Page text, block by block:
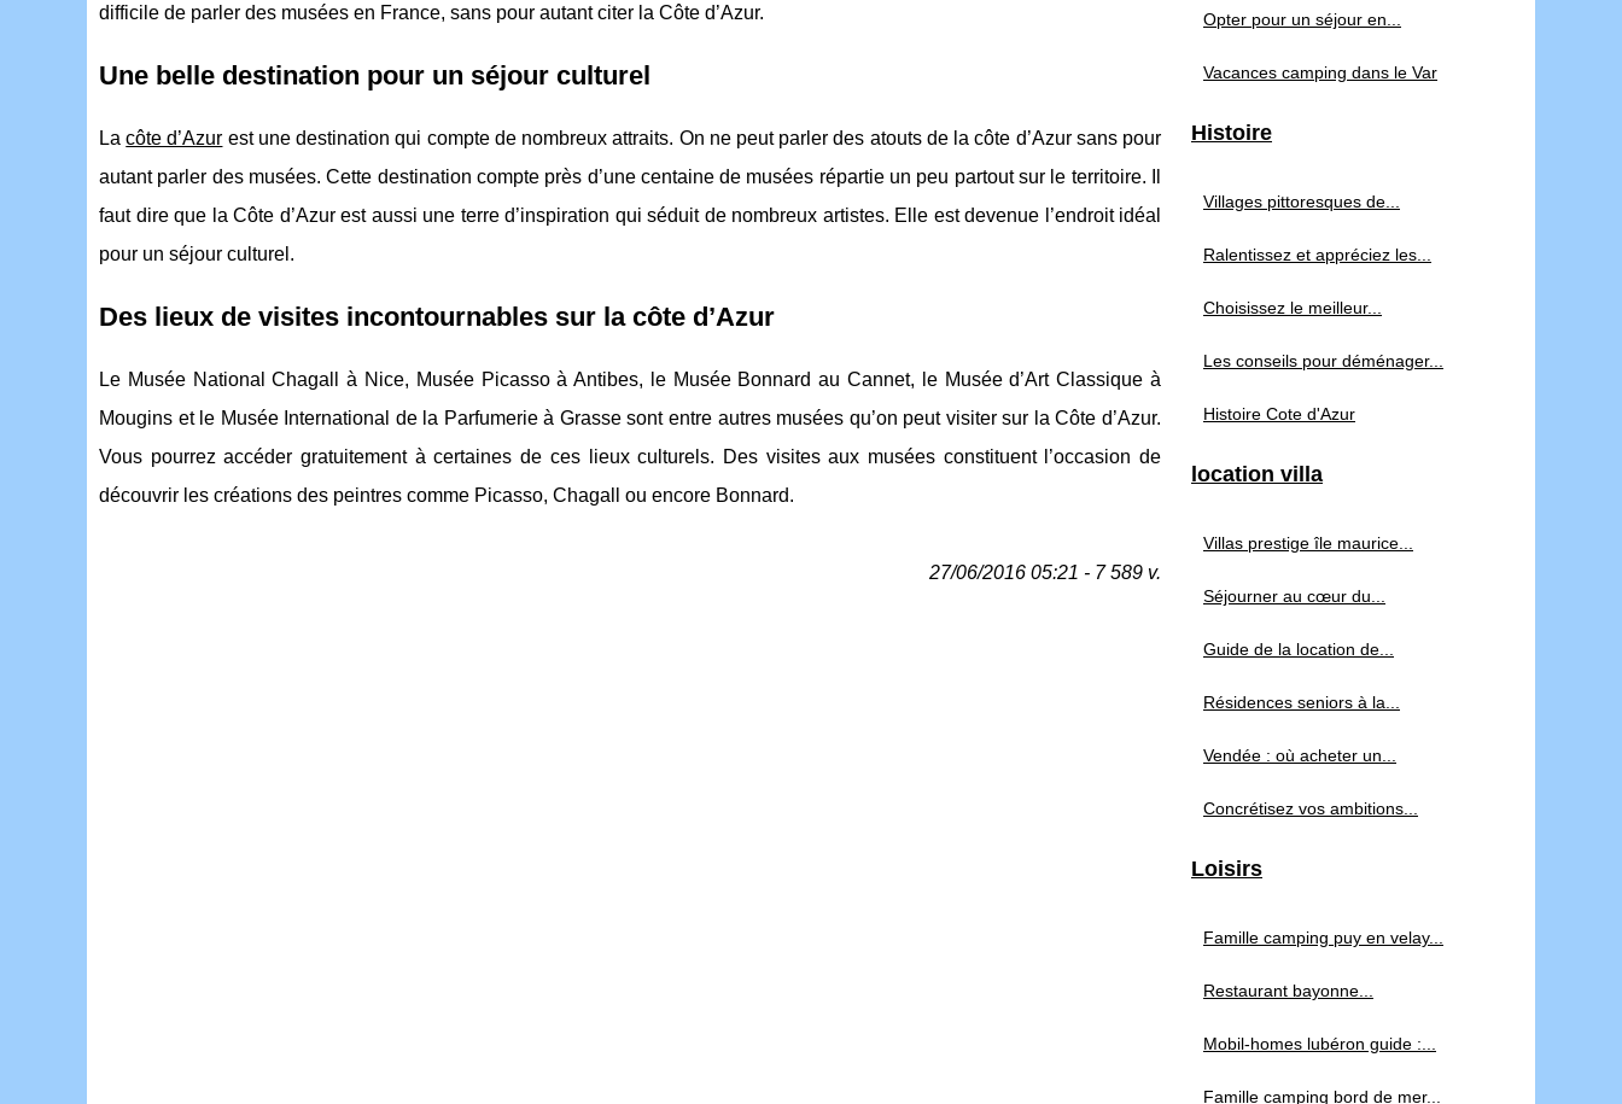
difficile de parler des musées en France, sans pour autant citer la Côte d’Azur.
Une belle destination pour un séjour culturel
Lacôte d’Azur est une destination qui compte de nombreux attraits. On ne peut parler des atouts de la côte d’Azur sans pour
autant parler des musées. Cette destination compte près d’une centaine de musées répartie un peu partout sur le territoire. Il
faut dire que la Côte d’Azur est aussi une terre d’inspiration qui séduit de nombreux artistes. Elle est devenue l’endroit idéal
pour un séjour culturel.
Des lieux de visites incontournables sur la côte d’Azur
Le Musée National Chagall à Nice, Musée Picasso à Antibes, le Musée Bonnard au Cannet, le Musée d’Art Classique à
Mougins et le Musée International de la Parfumerie à Grasse sont entre autres musées qu’on peut visiter sur la Côte d’Azur.
Vous pourrez accéder gratuitement à certaines de ces lieux culturels. Des visites aux musées constituent l’occasion de
découvrir les créations des peintres comme Picasso, Chagall ou encore Bonnard.
27/06/2016 05:21 - 7 589 v.
Opter pour un séjour en...
Vacances camping dans le Var
Histoire
Villages pittoresques de...
Ralentissez et appréciez les...
Choisissez le meilleur...
Les conseils pour déménager...
Histoire Cote d'Azur
location villa
Villas prestige île maurice...
Séjourner au cœur du...
Guide de la location de...
Résidences seniors à la...
Vendée : où acheter un...
Concrétisez vos ambitions...
Loisirs
Famille camping puy en velay...
Restaurant bayonne...
Mobil-homes lubéron guide :...
Famille camping bord de mer...